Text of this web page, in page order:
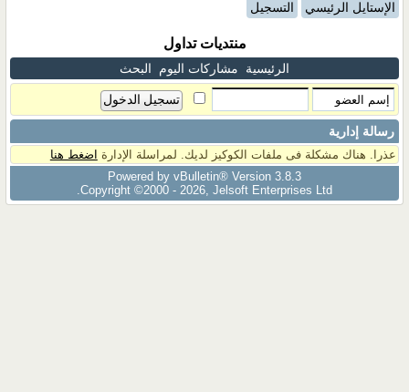
الإستايل الرئيسي التسجيل
منتديات تداول
الرئيسية مشاركات اليوم البحث
رسالة إدارية
عذرا. هناك مشكلة فى ملفات الكوكيز لديك. لمراسلة الإدارة اضغط هنا
Powered by vBulletin® Version 3.8.3
Copyright ©2000 - 2026, Jelsoft Enterprises Ltd.